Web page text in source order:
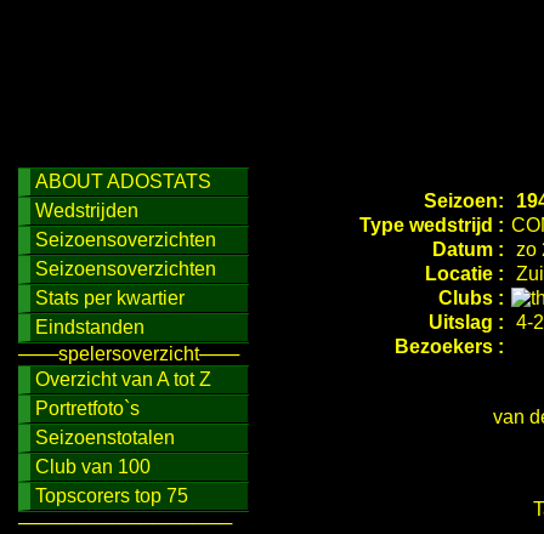
ABOUT ADOSTATS
Wedstrijden
Seizoensoverzichten
Seizoensoverzichten
Stats per kwartier
Eindstanden
───spelersoverzicht───
Overzicht van A tot Z
Portretfoto`s
Seizoenstotalen
Club van 100
Topscorers top 75
────────────────
Seizoen:
Type wedstrijd :
Datum :
zo
Locatie :
Clubs :
Uitslag :
4-
Bezoekers :
van